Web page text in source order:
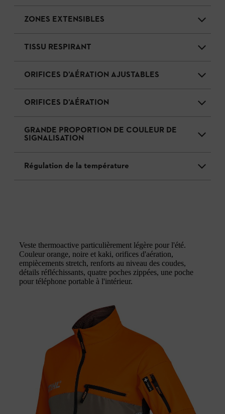
ZONES EXTENSIBLES
TISSU RESPIRANT
ORIFICES D’AÉRATION AJUSTABLES
ORIFICES D’AÉRATION
GRANDE PROPORTION DE COULEUR DE
SIGNALISATION
Régulation de la température
Veste thermoactive particulièrement légère pour l'été.
Couleur orange, noire et kaki, orifices d'aération,
empiècements stretch, renforts au niveau des coudes,
détails réfléchissants, quatre poches zippées, une poche
pour téléphone portable à l'intérieur.